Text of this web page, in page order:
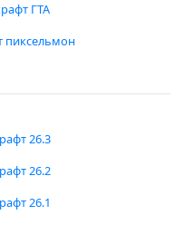
ГТА
пиксельмон
26.3
26.2
26.1